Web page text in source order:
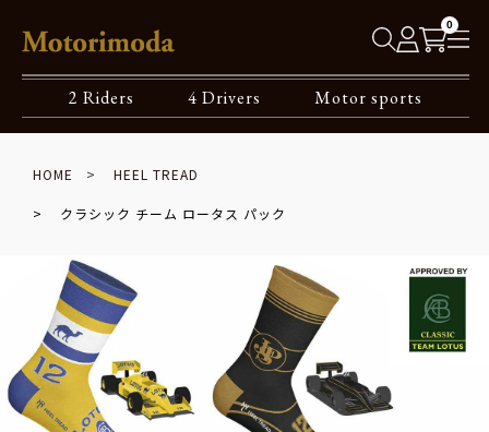
0
2 Riders 4 Drivers Motor sports
HOME HEEL TREAD
クラシック チーム ロータス パック